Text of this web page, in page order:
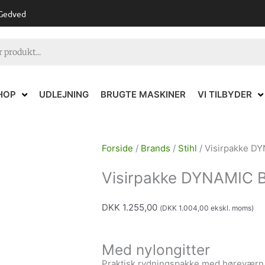
UDLEJNING BRUGTE MASKINER VI TILBYDER
Forside / Brands / Stihl / Visirpakke
Visirpakke DYNAMIC
DKK 1.255,00 (DKK 1.004,00 ekskl. moms)
Med nylongitter